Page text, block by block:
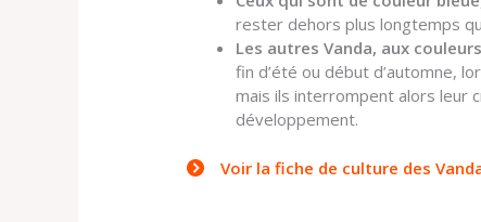
rester dehors plus longtemps
Les autres Vanda, aux
fin d’été ou début d’automne,
mais ils interrompent alors leur
développement.
Voir la fiche de culture des